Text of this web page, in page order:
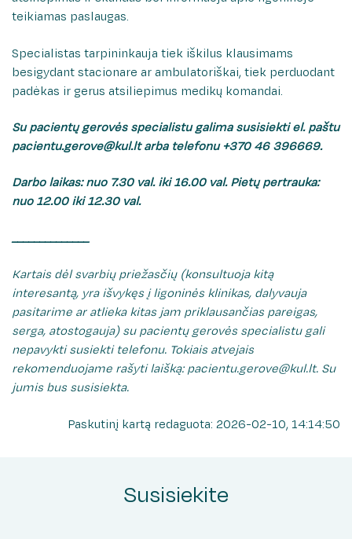
Psichiatrijos klinika
Radiologijos klinika
Fizinės medicinos ir reabilitacijos klinika
Skubiosios medicinos pagalbos klinika
Širdies ir kraujagyslių chirurgijos klinika
Vidaus ligų klinika
Laboratorinės medicinos ir kraujo banko centras
Patologijos centras
Klaipėdos regiono mirusio suaugusio žmogaus
audinių ir organų donorystės paslaugų
koordinavimo centras
Skundų nagrinėjimo tvarka
Informacija telefonu
Paciento atmintinė
Kaip mus rasti
Pacientų padėkos
Klinikos ir centrai
Kontaktai ir informacija žiniasklaidai
Informacijos apie pacientą teikimo tvarka
Skundų nagrinėjimo tvarka
Informacija telefonu
Paciento atmintinė
Nukentėjusiems nuo seksualinio smurto
Kaip mus rasti
Pacientų apklausa
Pacientų padėkos
Rašykite padėką/atsiliepimą
teikiamas paslaugas.
Specialistas tarpininkauja tiek iškilus klausimams
besigydant stacionare ar ambulatoriškai, tiek perduodant
padėkas ir gerus atsiliepimus medikų komandai.
Su pacientų gerovės specialistu galima susisiekti el. paštu
pacientu.gerove@kul.lt arba telefonu +370 46 396669.
Darbo laikas: nuo 7.30 val. iki 16.00 val. Pietų pertrauka:
nuo 12.00 iki 12.30 val.
______________
Kartais dėl svarbių priežasčių (konsultuoja kitą
interesantą, yra išvykęs į ligoninės klinikas, dalyvauja
pasitarime ar atlieka kitas jam priklausančias pareigas,
serga, atostogauja) su pacientų gerovės specialistu gali
nepavykti susiekti telefonu. Tokiais atvejais
rekomenduojame rašyti laišką: pacientu.gerove@kul.lt. Su
jumis bus susisiekta.
Paskutinį kartą redaguota: 2026-02-10, 14:14:50
Susisiekite